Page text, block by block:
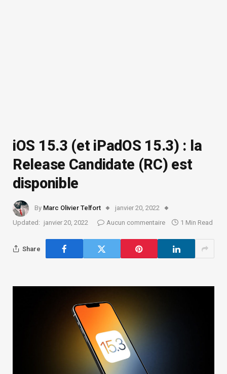
iOS 15.3 (et iPadOS 15.3) : la
Release Candidate (RC) est
disponible
By Marc Olivier Telfort
janvier 20, 2022
Updated: janvier 20, 2022 Aucun commentaire 1 Min Read
Share